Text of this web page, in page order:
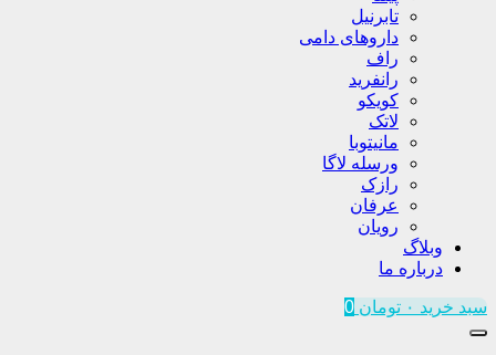
تابرنیل
داروهای دامی
راف
رانفرید
کویکو
لاتک
مانیتوبا
ورسله لاگا
رازک
عرفان
رویان
وبلاگ
درباره ما
سبد خرید ۰ تومان 0